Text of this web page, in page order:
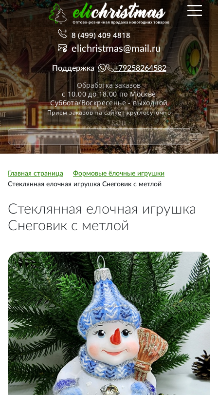
8 (499) 409 4818
elichristmas@mail.ru
Поддержка +79258264582
Обработка заказов
с 10.00 до 18.00 по Москве
Суббота/Воскресенье - выходной
Приём заказов на сайте - круглосуточно
Главная страница
Формовые ёлочные игрушки
Стеклянная елочная игрушка Снеговик с метлой
Стеклянная елочная игрушка
Снеговик с метлой